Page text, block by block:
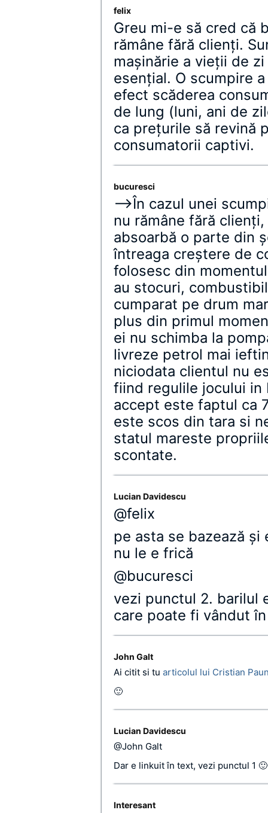
felix
Greu mi-e să cred că
rămâne fără clienţi.
maşinărie a vieţii de
esenţial. O scumpire
efect scăderea
de lung (luni, ani de
ca preţurile să revină
consumatorii captivi.
bucuresci
–>În cazul unei
nu rămâne fără
absoarbă o parte din
întreaga creştere de
folosesc din
au stocuri,
cumparat pe drum
plus din primul
ei nu schimba la
livreze petrol mai
niciodata clientul nu
fiind regulile jocului in
accept este faptul ca
este scos din tara si
statul mareste
scontate.
Lucian Davidescu
@felix
pe asta se bazează şi
nu le e frică
@bucuresci
vezi punctul 2. barilul
care poate fi vândut
John Galt
Ai citit si tu articolul lui Cristian
🙂
Lucian Davidescu
@John Galt
Dar e linkuit în text, vezi punctul 1 🙂
Interesant